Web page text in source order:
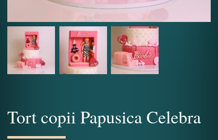
Tort copii Papusica Celebra